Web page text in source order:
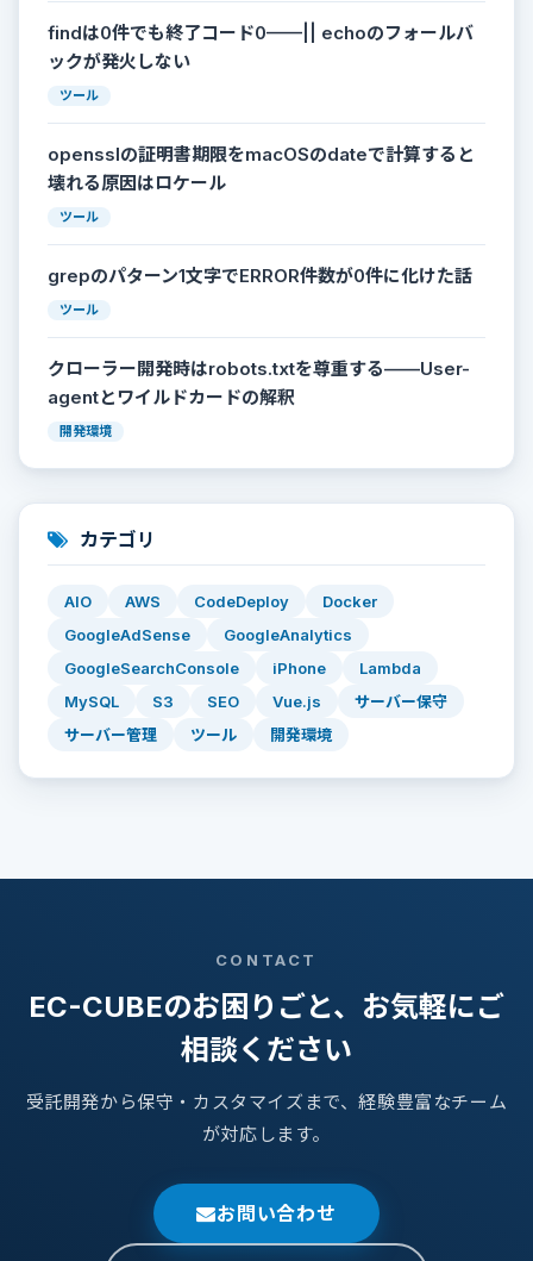
findは0件でも終了コード0——|| echoのフォールバ
ックが発火しない
ツール
opensslの証明書期限をmacOSのdateで計算すると
壊れる原因はロケール
ツール
grepのパターン1文字でERROR件数が0件に化けた話
ツール
クローラー開発時はrobots.txtを尊重する——User-
agentとワイルドカードの解釈
開発環境
カテゴリ
AIO AWS CodeDeploy
Docker
GoogleAdSense
GoogleAnalytics
GoogleSearchConsole
iPhone
Lambda
MySQL
S3 SEO Vue.js
サーバー保守
サーバー管理
ツール 開発環境
CONTACT
EC-CUBEのお困りごと、お気軽にご
相談ください
受託開発から保守・カスタマイズまで、経験豊富なチーム
が対応します。
お問い合わせ